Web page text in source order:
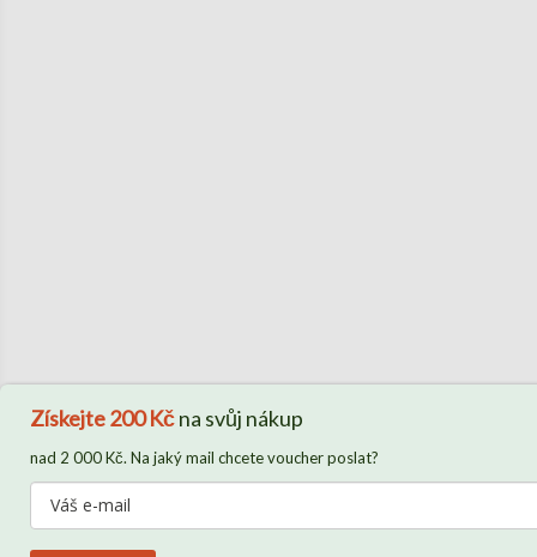
Získejte200 Kčna svůj nákup
nad 2 000 Kč. Na jaký mail chcete voucher poslat?